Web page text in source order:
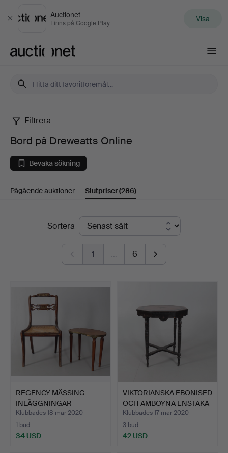
Stäng
Auctionet
Finns på Google Play Visa
Bord
på
Dreweatts
Online
Filtrera
Bord på Dreweatts Online
Bevaka sökning
Pågående auktioner Slutpriser(286)
SlutpriserSortera
1 … 6
REGENCY MÄSSING
INLÄGGNINGAR
SIDOSTOL OCH …
Klubbades 18 mar 2020
1 bud
34 USD
VIKTORIANSKA EBONISED
OCH AMBOYNA ENSTAKA
…
Klubbades 17 mar 2020
3 bud
42 USD